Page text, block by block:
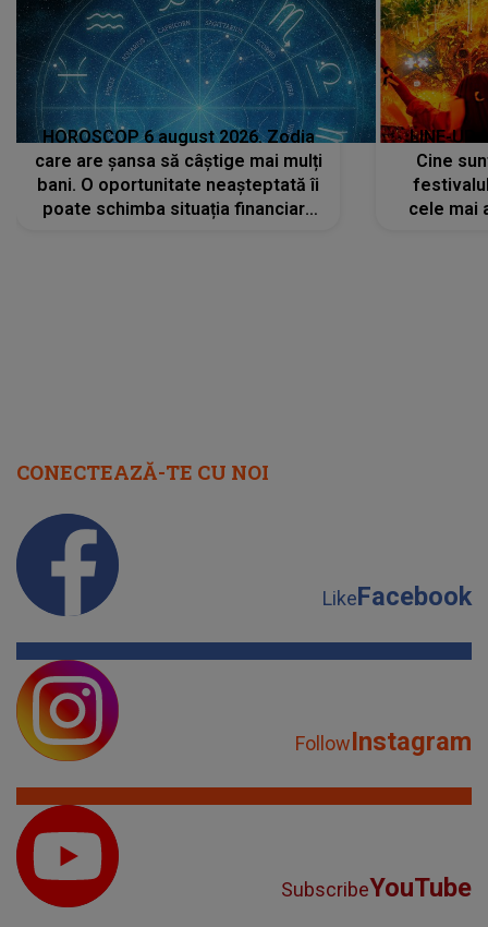
HOROSCOP 6 august 2026. Zodia
care are șansa să câștige mai mulți
bani. O oportunitate neașteptată îi
poate schimba situația financiară
LINE-UP
Cine
cele mai
CONECTEAZĂ-TE CU NOI
LikeFacebook
FollowInstagram
SubscribeYouTube